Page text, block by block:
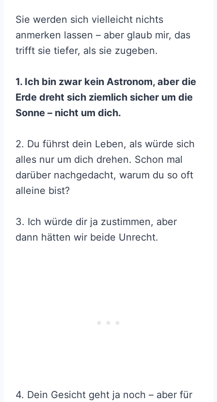
Sie werden sich vielleicht nichts
anmerken lassen – aber glaub mir, das
trifft sie tiefer, als sie zugeben.
1. Ich bin zwar kein Astronom, aber die
Erde dreht sich ziemlich sicher um die
Sonne – nicht um dich.
2. Du führst dein Leben, als würde sich
alles nur um dich drehen. Schon mal
darüber nachgedacht, warum du so oft
alleine bist?
3. Ich würde dir ja zustimmen, aber
dann hätten wir beide Unrecht.
4. Dein Gesicht geht ja noch – aber für